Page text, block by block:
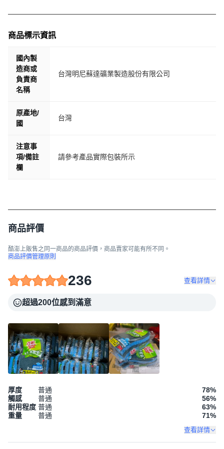
商品標示資訊
國內製
造商或
負責商
名稱
台灣明尼蘇達礦業製造股份有限公司
原產地/
國
台灣
注意事
項/備註
欄
請參考產品實際包裝所示
商品評價
酷澎上販售之同一商品的商品評價，商品賣家可能有所不同。
商品評價管理原則
236 查看詳情
超過200位感到滿意
厚度 普通 78%
觸感
普通 56%
耐用程度 普通 63%
重量
普通 71%
查看詳情